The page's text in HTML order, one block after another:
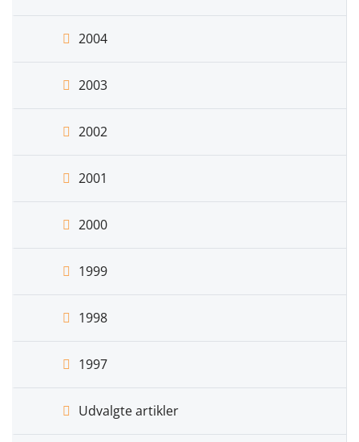
2004
2003
2002
2001
2000
1999
1998
1997
Udvalgte artikler